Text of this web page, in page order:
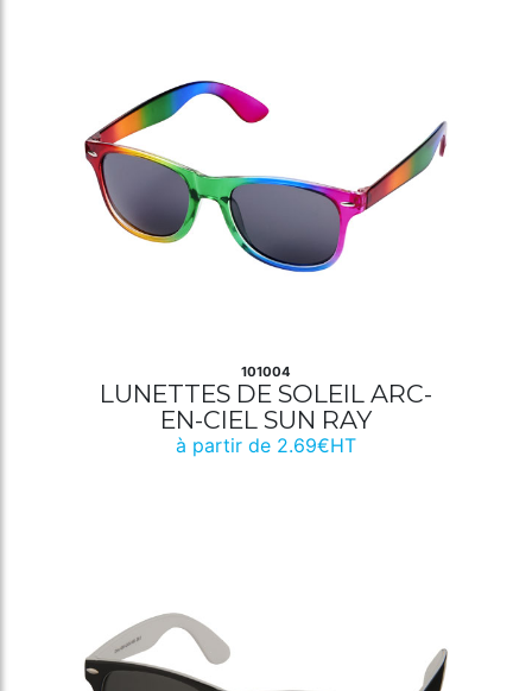
101004
LUNETTES DE SOLEIL ARC-
EN-CIEL SUN RAY
à partir de 2.69€HT